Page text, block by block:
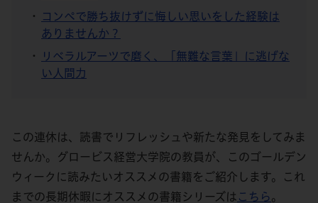
コンペで勝ち抜けずに悔しい思いをした経験は
ありませんか？
リベラルアーツで磨く、「無難な言葉」に逃げな
い人間力
この連休は、読書でリフレッシュや新たな発見をしてみま
せんか。グロービス経営大学院の教員が、このゴールデン
ウィークに読みたいオススメの書籍をご紹介します。これ
までの長期休暇にオススメの書籍シリーズは こちら。